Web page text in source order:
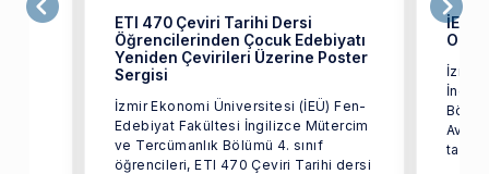
ETI 470 Çeviri Tarihi Dersi
Öğrencilerinden Çocuk Edebiyatı
Yeniden Çevirileri Üzerine Poster
Sergisi
İzmir Ekonomi Üniversitesi (İEÜ) Fen-
Edebiyat Fakültesi İngilizce Mütercim
ve Tercümanlık Bölümü 4. sınıf
öğrencileri, ETI 470 Çeviri Tarihi dersi
Oldu
İzmir